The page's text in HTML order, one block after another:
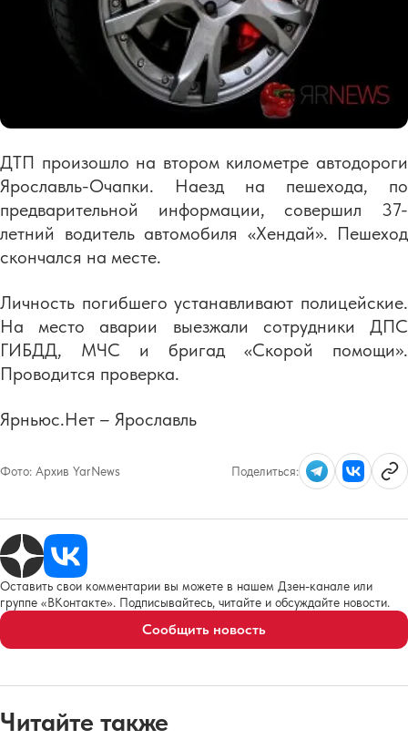
ДТП произошло на втором километре автодороги
Ярославль-Очапки. Наезд на пешехода, по
предварительной информации, совершил 37-
летний водитель автомобиля «Хендай». Пешеход
скончался на месте.
Личность погибшего устанавливают полицейские.
На место аварии выезжали сотрудники ДПС
ГИБДД, МЧС и бригад «Скорой помощи».
Проводится проверка.
Ярньюс.Нет – Ярославль
Фото: Архив YarNews Поделиться:
Оставить свои комментарии вы можете в нашем Дзен-канале или
группе «ВКонтакте». Подписывайтесь, читайте и обсуждайте новости.
Сообщить новость
Читайте также